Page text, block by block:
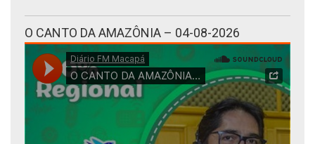
O CANTO DA AMAZÔNIA – 04-08-2026